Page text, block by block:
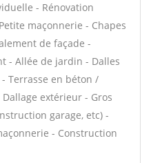
- Rénovation
maçonnerie - Chapes
de façade -
- Allée de jardin - Dalles
Terrasse en béton /
extérieur - Gros
garage, etc) -
- Construction